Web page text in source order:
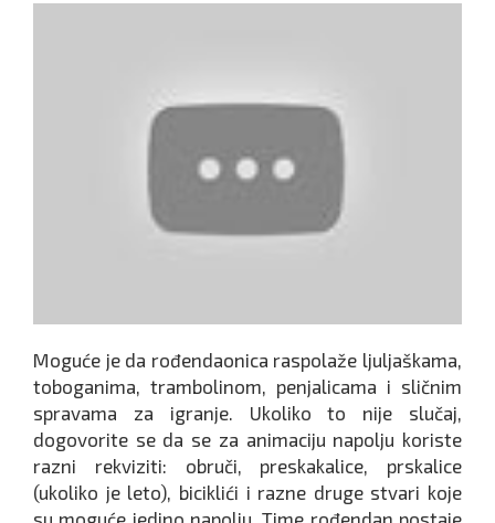
Moguće je da rođendaonica raspolaže ljuljaškama,
toboganima, trambolinom, penjalicama i sličnim
spravama za igranje. Ukoliko to nije slučaj,
dogovorite se da se za animaciju napolju koriste
razni rekviziti: obruči, preskakalice, prskalice
(ukoliko je leto), biciklići i razne druge stvari koje
su moguće jedino napolju. Time rođendan postaje